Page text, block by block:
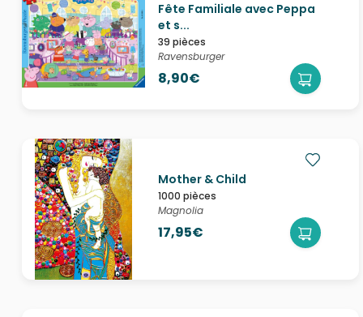
Fête Familiale avec Peppa
et s...
39 pièces
Ravensburger
8,90€
Mother & Child
1000 pièces
Magnolia
17,95€